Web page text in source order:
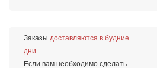
Заказы доставляются в будние
дни.
Если вам необходимо сделать